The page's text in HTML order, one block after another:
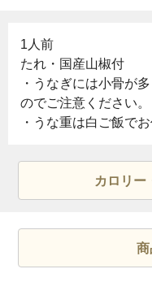
1人前
たれ・国産山椒付
・うなぎには小骨が
のでご注意ください。
・うな重は白ご飯でお
カロリー
商